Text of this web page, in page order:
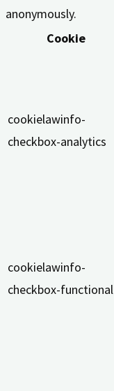
anonymously.
Cookie
cookielawinfo-
checkbox-analytics
cookielawinfo-
checkbox-functional